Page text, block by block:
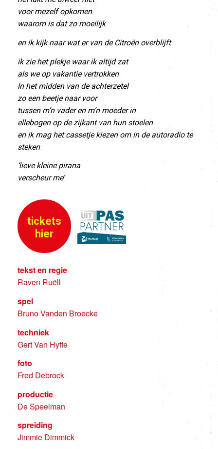
tekst en regie
Raven Ruëll
spel
Bruno Vanden Broecke
techniek
Gert Van Hyfte
foto
Fred Debrock
productie
De Speelman
spreiding
Jimmie Dimmick
voor mezelf opkomen
waarom is dat zo moeilijk
en ik kijk naar wat er van de Citroën overblijft
ik zie het plekje waar ik altijd zat
als we op vakantie vertrokken
In het midden van de achterzetel
zo een beetje naar voor
tussen m’n vader en m’n moeder in
ellebogen op de zijkant van hun stoelen
en ik mag het cassetje kiezen om in de autoradio te
steken
‘lieve kleine pirana
verscheur me’
tickets
hier